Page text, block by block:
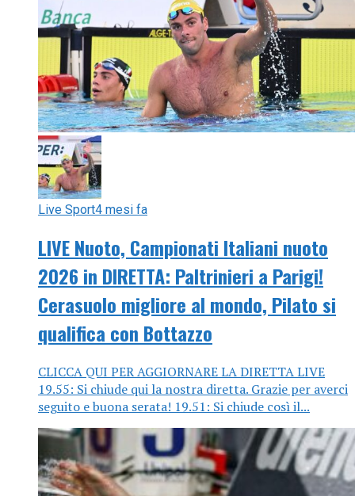
Live Sport4 mesi fa
LIVE Nuoto, Campionati Italiani nuoto
2026 in DIRETTA: Paltrinieri a Parigi!
Cerasuolo migliore al mondo, Pilato si
qualifica con Bottazzo
CLICCA QUI PER AGGIORNARE LA DIRETTA LIVE
19.55: Si chiude qui la nostra diretta. Grazie per averci
seguito e buona serata! 19.51: Si chiude così il...